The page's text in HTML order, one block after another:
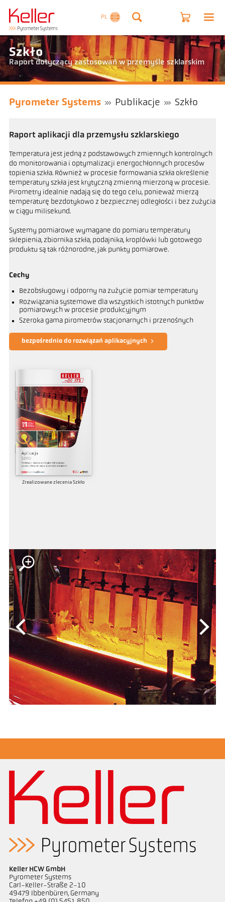
PL
Szkło
Raport dotyczący zastosowań w przemyśle szklarskim
Pyrometer Systems Publikacje Szkło
Raport aplikacji dla przemysłu szklarskiego
Temperatura jest jedną z podstawowych zmiennych kontrolnych
do monitorowania i optymalizacji energochłonnych procesów
topienia szkła. Również w procesie formowania szkła określenie
temperatury szkła jest krytyczną zmienną mierzoną w procesie.
Pirometry idealnie nadają się do tego celu, ponieważ mierzą
temperaturę bezdotykowo z bezpiecznej odległości i bez zużycia
w ciągu milisekund.
Systemy pomiarowe wymagane do pomiaru temperatury
sklepienia, zbiornika szkła, podajnika, kroplówki lub gotowego
produktu są tak różnorodne, jak punkty pomiarowe.
Cechy
Bezobsługowy i odporny na zużycie pomiar temperatury
Rozwiązania systemowe dla wszystkich istotnych punktów
pomiarowych w procesie produkcyjnym
Szeroka gama pirometrów stacjonarnych i przenośnych
bezpośrednio do rozwiązań aplikacyjnych
Zrealizowane zlecenia Szkło
Keller HCW GmbH
Pyrometer Systems
Carl-Keller-Straße 2-10
49479 Ibbenbüren, Germany